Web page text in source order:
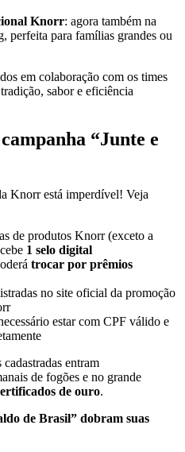
Knorr: agora também na
perfeita para famílias grandes ou
em colaboração com os times
sabor e eficiência
“Junte e
Knorr está imperdível! Veja
de produtos Knorr (exceto a
1 selo digital
trocar por prêmios
no site oficial da promoção
estar com CPF válido e
entram
de fogões e no grande
de ouro.
de Brasil” dobram suas